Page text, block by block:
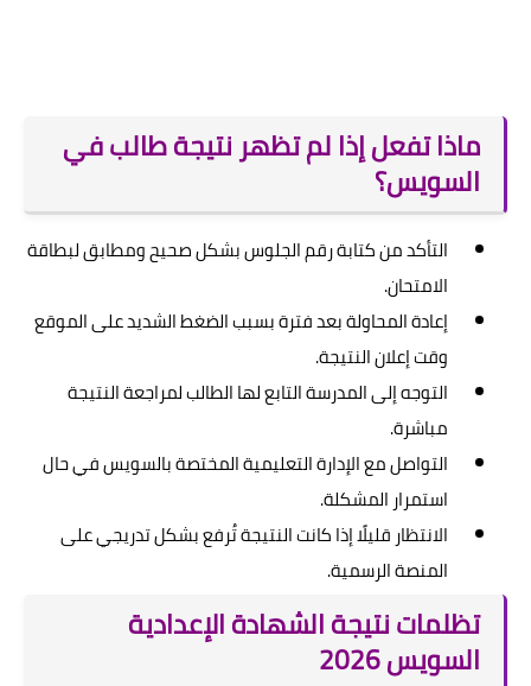
ماذا تفعل إذا لم تظهر نتيجة طالب في
السويس؟
التأكد من كتابة رقم الجلوس بشكل صحيح ومطابق لبطاقة
الامتحان.
إعادة المحاولة بعد فترة بسبب الضغط الشديد على الموقع
وقت إعلان النتيجة.
التوجه إلى المدرسة التابع لها الطالب لمراجعة النتيجة
مباشرة.
التواصل مع الإدارة التعليمية المختصة بالسويس في حال
استمرار المشكلة.
الانتظار قليلًا إذا كانت النتيجة تُرفع بشكل تدريجي على
المنصة الرسمية.
تظلمات نتيجة الشهادة الإعدادية
السويس 2026